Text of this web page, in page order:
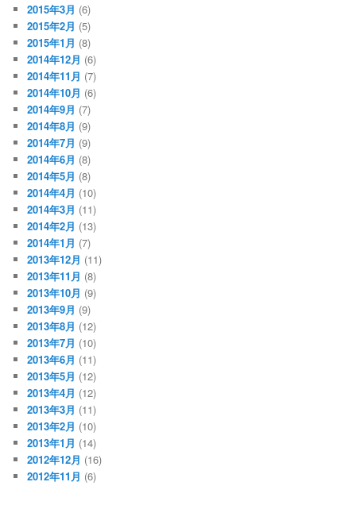
2015年3月 (6)
2015年2月 (5)
2015年1月 (8)
2014年12月 (6)
2014年11月 (7)
2014年10月 (6)
2014年9月 (7)
2014年8月 (9)
2014年7月 (9)
2014年6月 (8)
2014年5月 (8)
2014年4月 (10)
2014年3月 (11)
2014年2月 (13)
2014年1月 (7)
2013年12月 (11)
2013年11月 (8)
2013年10月 (9)
2013年9月 (9)
2013年8月 (12)
2013年7月 (10)
2013年6月 (11)
2013年5月 (12)
2013年4月 (12)
2013年3月 (11)
2013年2月 (10)
2013年1月 (14)
2012年12月 (16)
2012年11月 (6)